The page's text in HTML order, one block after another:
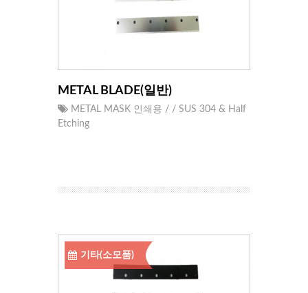
METAL BLADE(일반)
METAL MASK 인쇄용 / / SUS 304 & Half
Etching
기타(소모품)